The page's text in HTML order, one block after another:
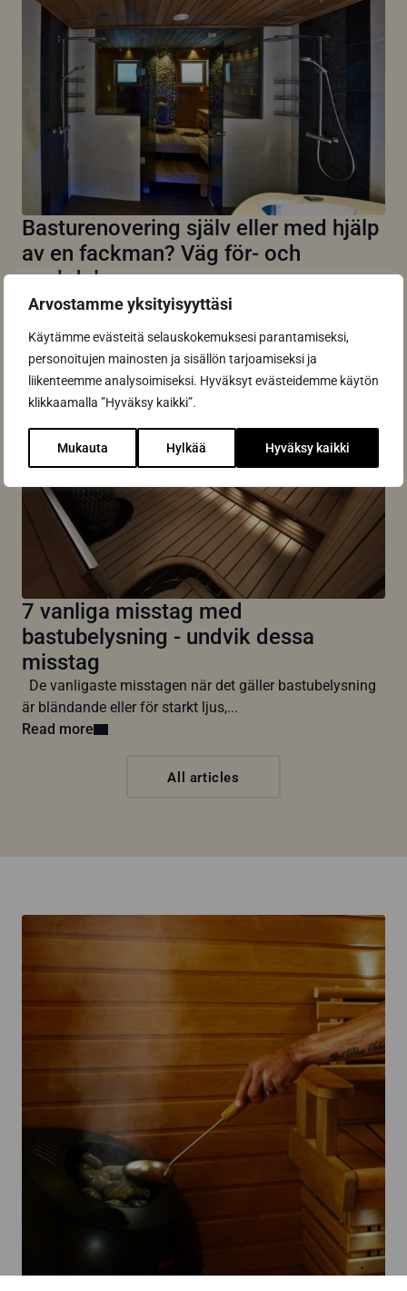
Arvostamme yksityisyyttäsi
Käytämme evästeitä selauskokemuksesi parantamiseksi,
personoitujen mainosten ja sisällön tarjoamiseksi ja
liikenteemme analysoimiseksi. Hyväksyt evästeidemme käytön
klikkaamalla ”Hyväksy kaikki”.
Mukauta Hylkää Hyväksy kaikki
Basturenovering själv eller med hjälp
av en fackman? Väg för- och
nackdelar
Att göra basturenoveringen själv är lockande på grund
Read more
7 vanliga misstag med
bastubelysning - undvik dessa
misstag
De vanligaste misstagen när det gäller bastubelysning
är bländande eller för starkt ljus,...
Read more
All articles